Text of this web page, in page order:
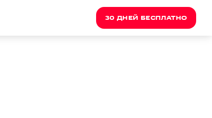
30 ДНЕЙ БЕСПЛАТНО